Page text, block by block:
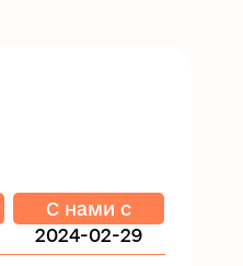
C нами с
2024-02-29